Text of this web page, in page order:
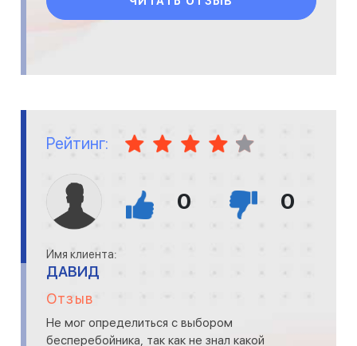
Рейтинг:
0 0
Имя клиента:
ДАВИД
Отзыв
Не мог определиться с выбором
бесперебойника, так как не знал какой